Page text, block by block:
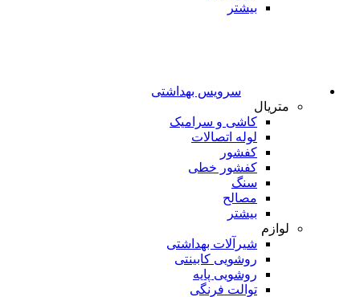
بیشتر
سرویس بهداشتی
متریال
کاشی و سرامیک
لوله اتصالات
کفشور
کفشور خطی
سنگ
مصالح
بیشتر
لوازم
شیرآلات بهداشتی
روشویی کابینتی
روشویی پایه
توالت فرنگی